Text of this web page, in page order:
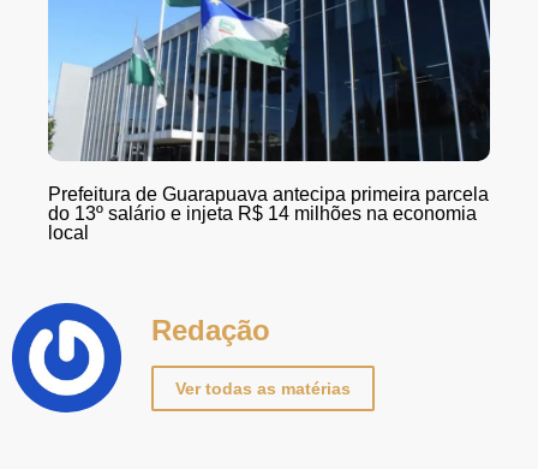
Prefeitura de Guarapuava antecipa primeira parcela
do 13º salário e injeta R$ 14 milhões na economia
local
Redação
Ver todas as matérias